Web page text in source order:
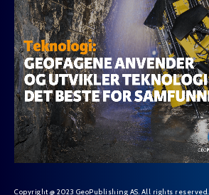
Copyright @ 2023 GeoPublishing AS. All rights reserved.